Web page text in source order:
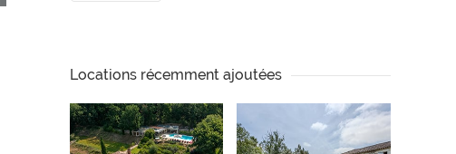
Locations récemment ajoutées